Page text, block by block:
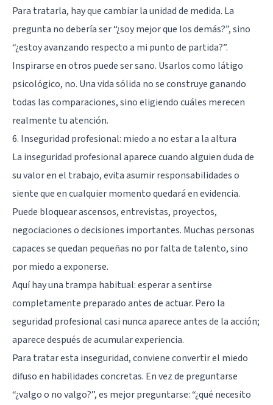
Para tratarla, hay que cambiar la unidad de medida. La
pregunta no debería ser “¿soy mejor que los demás?”, sino
“¿estoy avanzando respecto a mi punto de partida?”.
Inspirarse en otros puede ser sano. Usarlos como látigo
psicológico, no. Una vida sólida no se construye ganando
todas las comparaciones, sino eligiendo cuáles merecen
realmente tu atención.
6. Inseguridad profesional: miedo a no estar a la altura
La inseguridad profesional aparece cuando alguien duda de
su valor en el trabajo, evita asumir responsabilidades o
siente que en cualquier momento quedará en evidencia.
Puede bloquear ascensos, entrevistas, proyectos,
negociaciones o decisiones importantes. Muchas personas
capaces se quedan pequeñas no por falta de talento, sino
por miedo a exponerse.
Aquí hay una trampa habitual: esperar a sentirse
completamente preparado antes de actuar. Pero la
seguridad profesional casi nunca aparece antes de la acción;
aparece después de acumular experiencia.
Para tratar esta inseguridad, conviene convertir el miedo
difuso en habilidades concretas. En vez de preguntarse
“¿valgo o no valgo?”, es mejor preguntarse: “¿qué necesito